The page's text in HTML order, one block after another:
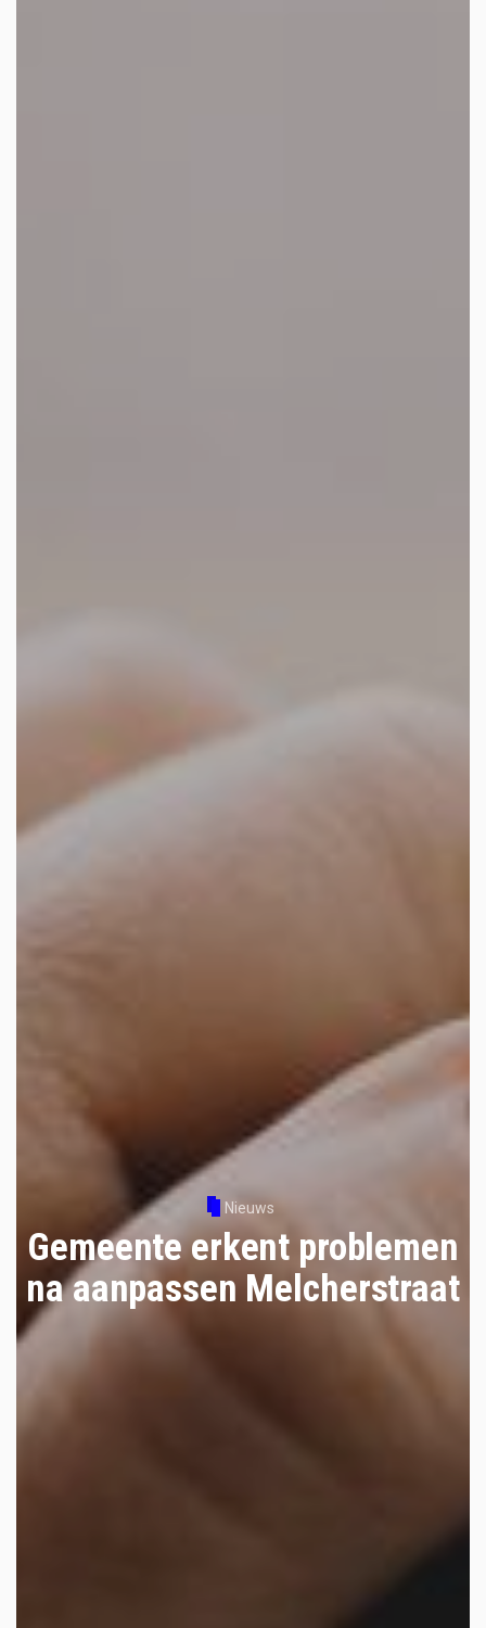
Nieuws
Gemeente erkent problemen
na aanpassen Melcherstraat